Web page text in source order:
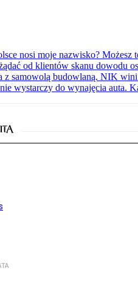
nosi moje nazwisko?
od klientów skanu dowodu
z samowolą budowlaną. NIK
wystarczy do wynajęcia auta.